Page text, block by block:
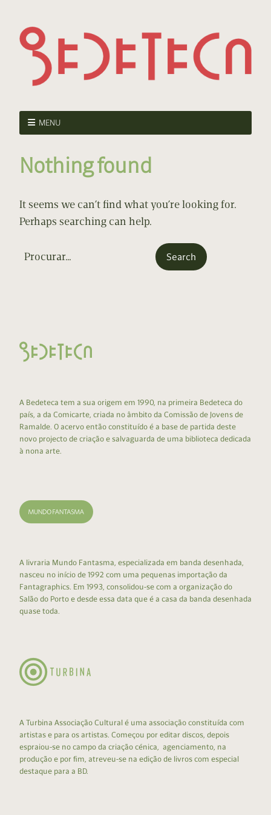
MENU
Nothing found
It seems we can’t find what you’re looking for.
Perhaps searching can help.
A Bedeteca tem a sua origem em 1990, na primeira Bedeteca do
país, a da Comicarte, criada no âmbito da Comissão de Jovens de
Ramalde. O acervo então constituído é a base de partida deste
novo projecto de criação e salvaguarda de uma biblioteca dedicada
à nona arte.
A livraria Mundo Fantasma, especializada em banda desenhada,
nasceu no início de 1992 com uma pequenas importação da
Fantagraphics. Em 1993, consolidou-se com a organização do
Salão do Porto e desde essa data que é a casa da banda desenhada
quase toda.
A Turbina Associação Cultural é uma associação constituída com
artistas e para os artistas. Começou por editar discos, depois
espraiou-se no campo da criação cénica, agenciamento, na
produção e por fim, atreveu-se na edição de livros com especial
destaque para a BD.